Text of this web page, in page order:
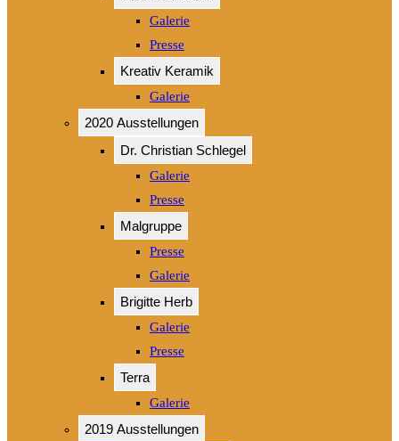
Galerie
Presse
Kreativ Keramik
Galerie
2020 Ausstellungen
Dr. Christian Schlegel
Galerie
Presse
Malgruppe
Presse
Galerie
Brigitte Herb
Galerie
Presse
Terra
Galerie
2019 Ausstellungen